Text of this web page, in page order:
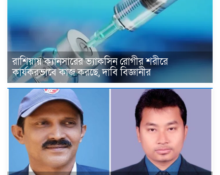
রাশিয়ায় ক্যানসারের ভ্যাকসিন রোগীর শরীরে
কার্যকরভাবে কাজ করছে, দাবি বিজ্ঞানীর